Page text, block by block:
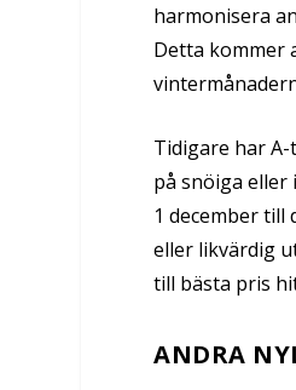
harmonisera
Detta kommer
Tidigare har
på snöiga eller
1 december
eller likvärdig
till bästa pris
ANDRA